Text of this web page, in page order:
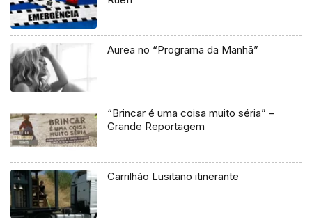
Aurea no “Programa da Manhã”
“Brincar é uma coisa muito séria” –
Grande Reportagem
Carrilhão Lusitano itinerante